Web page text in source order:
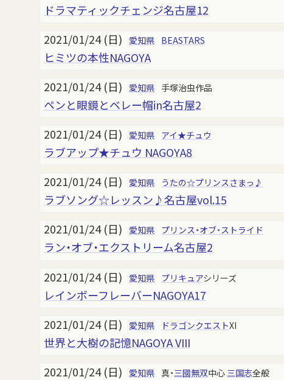
ドラマティックチェンジ名古屋12
2021/01/24 (日)
愛知県 BEASTARS
ヒミツの本性NAGOYA
2021/01/24 (日)
愛知県 手塚治虫作品
ペンと眼鏡とベレー帽in名古屋2
2021/01/24 (日)
愛知県 アイ★チュウ
ラブアップ★チュウ NAGOYA8
2021/01/24 (日)
愛知県 うたの☆プリンスさまっ♪
ラブソング☆レッスン♪名古屋vol.15
2021/01/24 (日)
愛知県 プリンス・オブ・ストライド
ラン・オブ・エクストリーム名古屋2
2021/01/24 (日)
愛知県 プリキュアシリーズ
レインボーフレーバーNAGOYA17
2021/01/24 (日)
愛知県 ドラゴンクエストXI
世界と大樹の記憶NAGOYA VIII
2021/01/24 (日)
愛知県 真・三國無双中心 三国志全般